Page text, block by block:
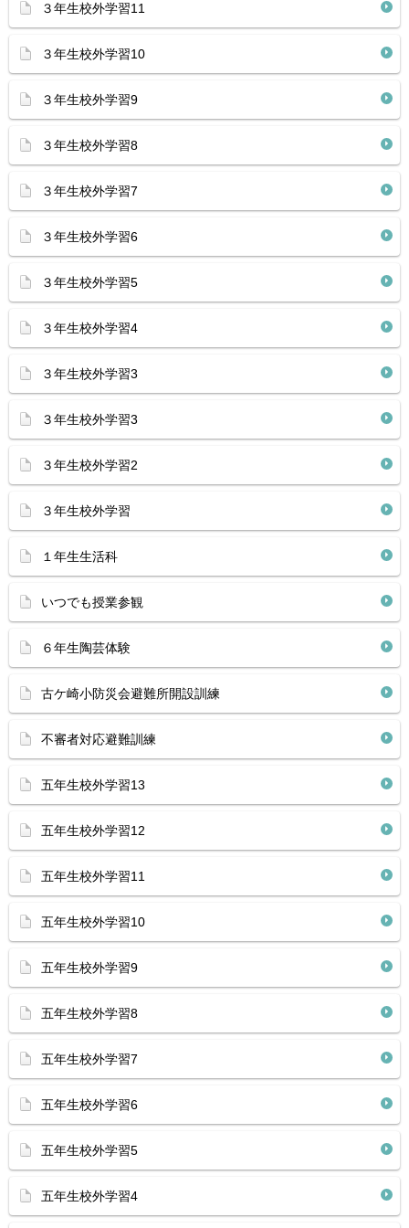
３年生校外学習11
３年生校外学習10
３年生校外学習9
３年生校外学習8
３年生校外学習7
３年生校外学習6
３年生校外学習5
３年生校外学習4
３年生校外学習3
３年生校外学習3
３年生校外学習2
３年生校外学習
１年生生活科
いつでも授業参観
６年生陶芸体験
古ケ崎小防災会避難所開設訓練
不審者対応避難訓練
五年生校外学習13
五年生校外学習12
五年生校外学習11
五年生校外学習10
五年生校外学習9
五年生校外学習8
五年生校外学習7
五年生校外学習6
五年生校外学習5
五年生校外学習4